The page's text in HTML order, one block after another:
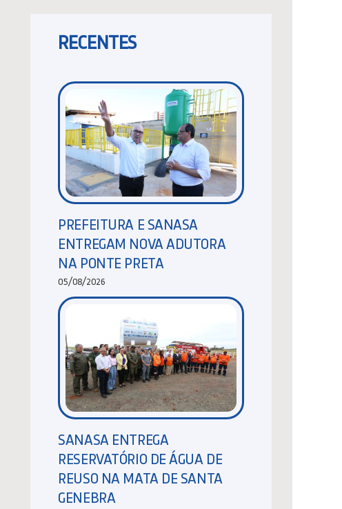
RECENTES
PREFEITURA E SANASA
ENTREGAM NOVA ADUTORA
NA PONTE PRETA
05/08/2026
SANASA ENTREGA
RESERVATÓRIO DE ÁGUA DE
REUSO NA MATA DE SANTA
GENEBRA